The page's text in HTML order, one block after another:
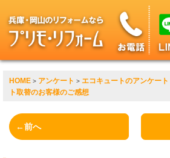
HOME > アンケート > エコキュートのアンケート
ト取替のお客様のご感想
←前へ